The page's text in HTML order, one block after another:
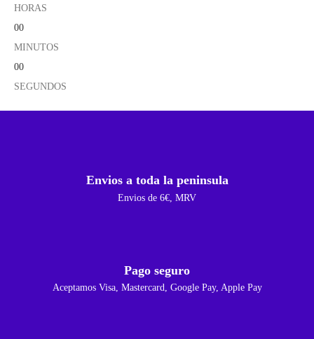
HORAS
00
MINUTOS
00
SEGUNDOS
Envios a toda la peninsula
Envios de 6€, MRV
Pago seguro
Aceptamos Visa, Mastercard, Google Pay, Apple Pay